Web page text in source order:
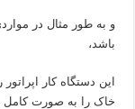
و به طور مثال در
باشد،
این دستگاه کار
خاک را به صورت کامل